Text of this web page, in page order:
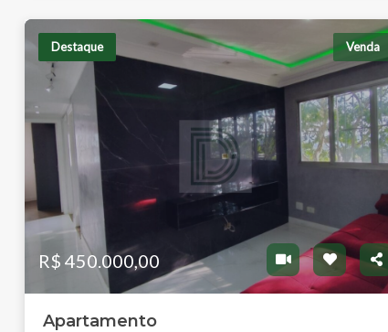
Destaque Venda
R$ 450.000,00
Apartamento